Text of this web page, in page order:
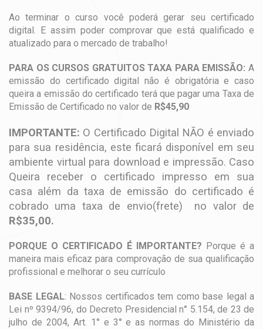
Ao terminar o curso você poderá gerar seu certificado
digital. E assim poder comprovar que está qualificado e
atualizado para o mercado de trabalho!
PARA OS CURSOS GRATUITOS TAXA PARA EMISSÃO: A
emissão do certificado digital não é obrigatória e caso
queira a emissão do certificado terá que pagar uma Taxa de
Emissão de Certificado no valor de R$45,90
IMPORTANTE: O Certificado Digital NÃO é enviado
para sua residência, este ficará disponível em seu
ambiente virtual para download e impressão. Caso
Queira receber o certificado impresso em sua
casa além da taxa de emissão do certificado é
cobrado uma taxa de envio(frete) no valor de
R$35,00.
PORQUE O CERTIFICADO É IMPORTANTE? Porque é a
maneira mais eficaz para comprovação de sua qualificação
profissional e melhorar o seu currículo
BASE LEGAL: Nossos certificados tem como base legal a
Lei nº 9394/96, do Decreto Presidencial n° 5.154, de 23 de
julho de 2004, Art. 1° e 3° e as normas do Ministério da